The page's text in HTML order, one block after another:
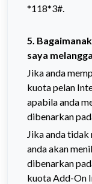
*118*3#.
5.
saya
Jika anda
kuota pelan
apabila anda
dibenarkan
Jika anda
anda akan
dibenarkan
kuotaAdd-On